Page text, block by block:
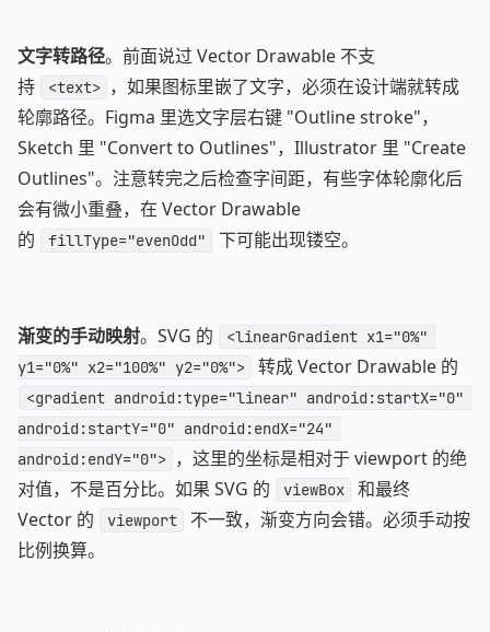
文字转路径。前面说过 Vector Drawable 不支
持
<text> ，如果图标里嵌了文字，必须在设计端就转成
轮廓路径。Figma 里选文字层右键 "Outline stroke"，
Sketch 里 "Convert to Outlines"，Illustrator 里 "Create
Outlines"。注意转完之后检查字间距，有些字体轮廓化后
会有微小重叠，在 Vector Drawable
的
fillType="evenOdd" 下可能出现镂空。
渐变的手动映射。SVG 的
<linearGradient x1="0%"
y1="0%" x2="100%" y2="0%">
转成 Vector Drawable 的
<gradient android:type="linear" android:startX="0"
android:startY="0" android:endX="24"
android:endY="0"> ，这里的坐标是相对于 viewport 的绝
对值，不是百分比。如果 SVG 的
viewBox
和最终
Vector 的
viewport
不一致，渐变方向会错。必须手动按
比例换算。